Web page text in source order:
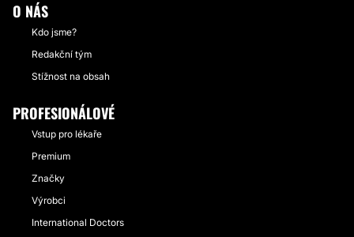
O NÁS
Kdo jsme?
Redakční tým
Stížnost na obsah
PROFESIONÁLOVÉ
Vstup pro lékaře
Premium
Značky
Výrobci
International Doctors